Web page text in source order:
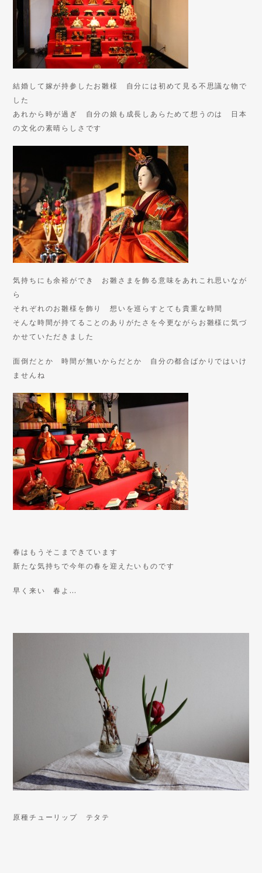
結婚して嫁が持参したお雛様 自分には初めて見る不思議な物で
した
あれから時が過ぎ 自分の娘も成長しあらためて想うのは 日本
の文化の素晴らしさです
気持ちにも余裕ができ お雛さまを飾る意味をあれこれ思いなが
ら
それぞれのお雛様を飾り 想いを巡らすとても貴重な時間
そんな時間が持てることのありがたさを今更ながらお雛様に気づ
かせていただきました
面倒だとか 時間が無いからだとか 自分の都合ばかりではいけ
ませんね
春はもうそこまできています
新たな気持ちで今年の春を迎えたいものです
早く来い 春よ…
原種チューリップ テタテ